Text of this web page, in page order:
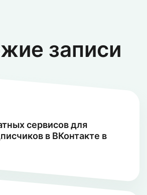
записи
сервисов для
в ВКонтакте в